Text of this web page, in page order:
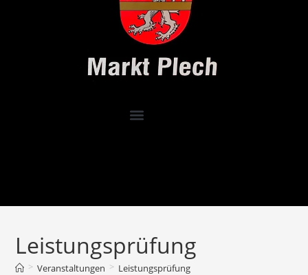
Leistungsprüfung
> Veranstaltungen > Leistungsprüfung